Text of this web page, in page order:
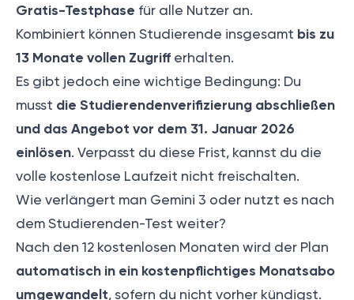
Gratis-Testphase für alle Nutzer an.
Kombiniert können Studierende insgesamt bis zu
13 Monate vollen Zugriff erhalten.
Es gibt jedoch eine wichtige Bedingung: Du
musst die Studierendenverifizierung abschließen
und das Angebot vor dem 31. Januar 2026
einlösen. Verpasst du diese Frist, kannst du die
volle kostenlose Laufzeit nicht freischalten.
Wie verlängert man Gemini 3 oder nutzt es nach
dem Studierenden-Test weiter?
Nach den 12 kostenlosen Monaten wird der Plan
automatisch in ein kostenpflichtiges Monatsabo
umgewandelt, sofern du nicht vorher kündigst.